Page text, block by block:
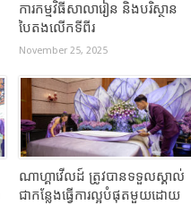
ការកម្មវិធីសាលារៀន និងបរិស្ថាន
បៃតងលើកទីពីរ
November 25, 2025
ណាហ្គាវើលដ៍ ត្រូវបានទទួលស្គាល់
ជាកន្លែងធ្វើការល្អបំផុតមួយដោយ